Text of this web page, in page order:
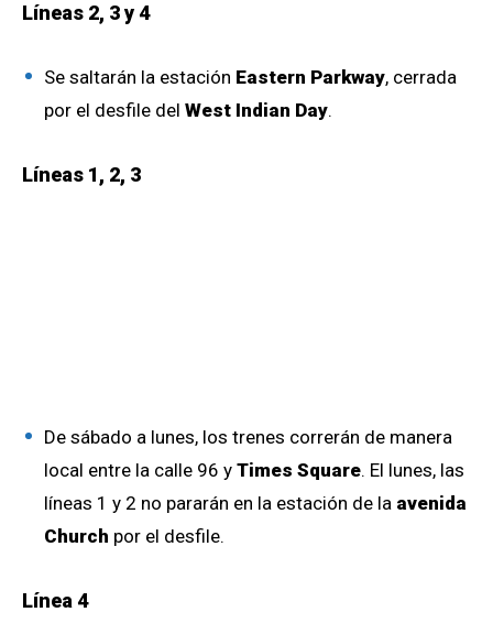
Líneas 2, 3 y 4
Se saltarán la estación Eastern Parkway, cerrada
por el desfile del West Indian Day.
Líneas 1, 2, 3
De sábado a lunes, los trenes correrán de manera
local entre la calle 96 y Times Square. El lunes, las
líneas 1 y 2 no pararán en la estación de la avenida
Church por el desfile.
Línea 4